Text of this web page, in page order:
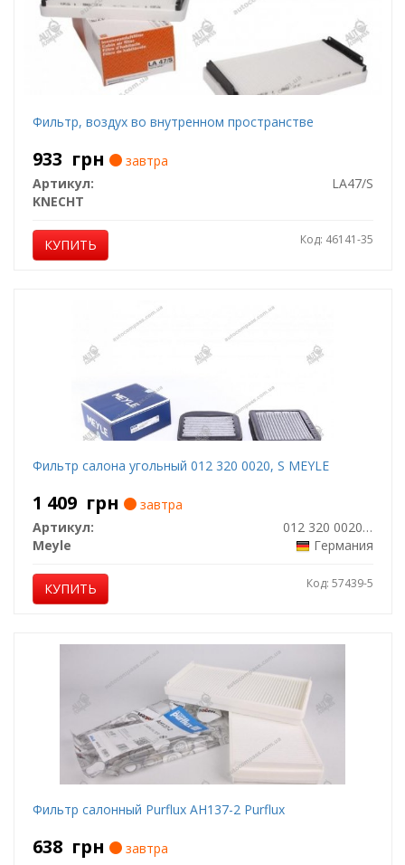
Фильтр, воздух во внутренном пространстве
933 грн
завтра
Артикул:
LA47/S
KNECHT
КУПИТЬ Код: 46141-35
Фильтр салона угольный 012 320 0020, S MEYLE
1 409 грн
завтра
Артикул:
012 320 0020/S
Meyle
Германия
КУПИТЬ Код: 57439-5
Фильтр салонный Purflux AH137-2 Purflux
638 грн
завтра